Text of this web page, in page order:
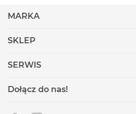
MARKA
SKLEP
SERWIS
Dołącz do nas!